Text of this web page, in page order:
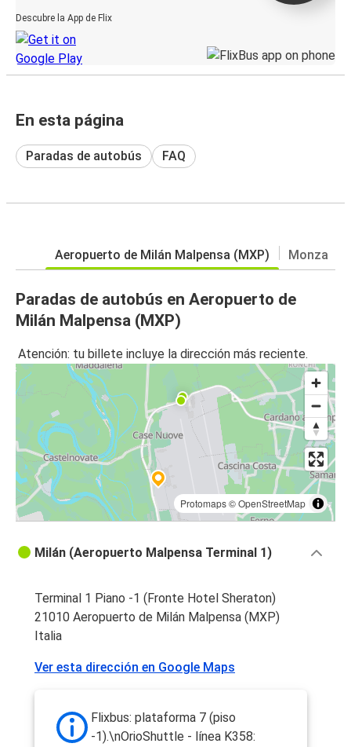
Descubre la App de Flix
En esta página
Paradas de autobús FAQ
Aeropuerto de Milán Malpensa (MXP) Monza
Paradas de autobús en Aeropuerto de
Milán Malpensa (MXP)
Atención: tu billete incluye la dirección más reciente.
Protomaps©OpenStreetMap
Milán (Aeropuerto Malpensa Terminal 1)
Terminal 1 Piano -1 (Fronte Hotel Sheraton)
21010 Aeropuerto de Milán Malpensa (MXP)
Italia
Ver esta dirección en Google Maps
Flixbus: plataforma 7 (piso
-1).\nOrioShuttle - línea K358: